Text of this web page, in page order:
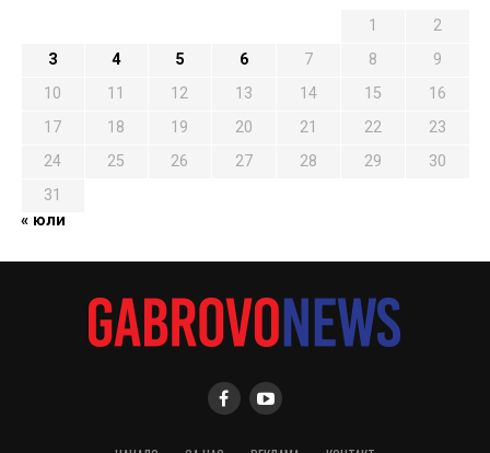
1
2
3
4 5 6 7 8
9
10
11 12 13 14 15
16
17
18 19 20 21 22
23
24
25 26 27 28 29
30
31
« юли